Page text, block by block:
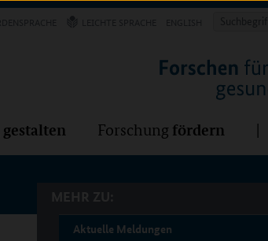
Suchbegriff
gestalten Forschung fördern
Aktuelle Meldungen
Forschung Forschung fördern